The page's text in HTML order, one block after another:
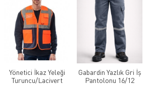
Yönetici İkaz Yeleği
Turuncu/Lacivert
Gabardin Yazlık Gri İş
Pantolonu 16/12